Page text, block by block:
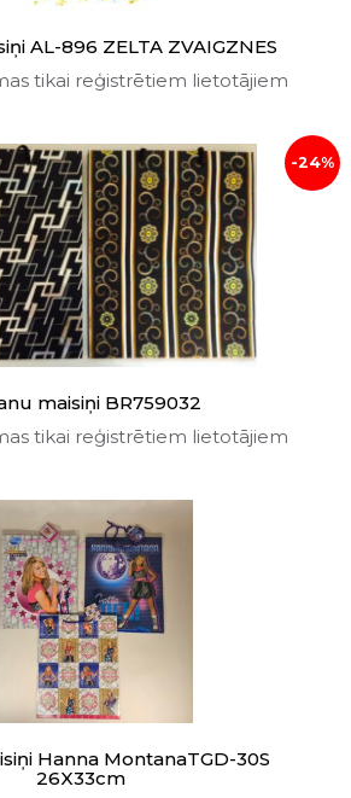
AL-896 ZELTA ZVAIGZNES
tikai reģistrētiem lietotājiem
-24%
maisiņi BR759032
tikai reģistrētiem lietotājiem
Hanna MontanaTGD-30S
26X33cm